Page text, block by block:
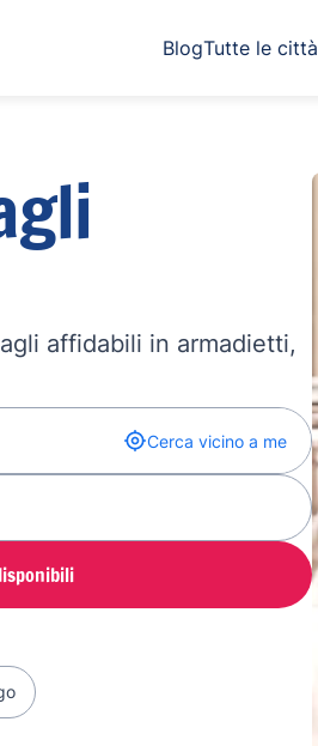
BlogTutte le città
affidabili in armadietti,
Cerca vicino a me